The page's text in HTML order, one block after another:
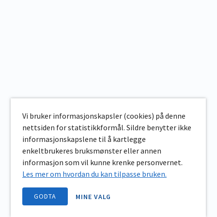
Vi bruker informasjonskapsler (cookies) på denne
nettsiden for statistikkformål. Sildre benytter ikke
informasjonskapslene til å kartlegge
enkeltbrukeres bruksmønster eller annen
informasjon som vil kunne krenke personvernet.
Les mer om hvordan du kan tilpasse bruken.
GODTA MINE VALG